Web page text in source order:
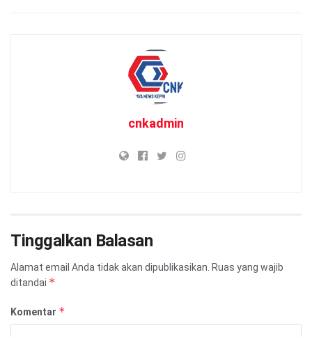
cnkadmin
Tinggalkan Balasan
Alamat email Anda tidak akan dipublikasikan. Ruas yang wajib
ditandai *
Komentar *